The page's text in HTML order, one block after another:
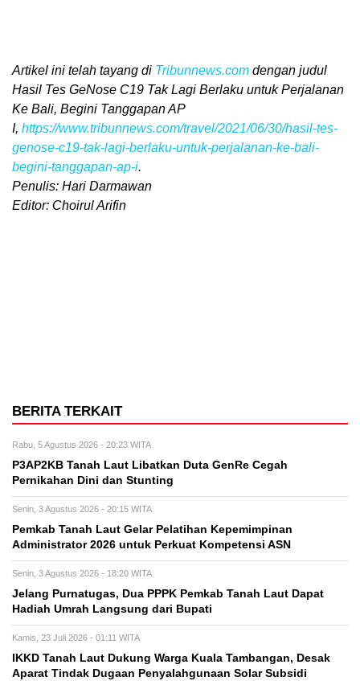
Artikel ini telah tayang di Tribunnews.com dengan judul
Hasil Tes GeNose C19 Tak Lagi Berlaku untuk Perjalanan
Ke Bali, Begini Tanggapan AP
I, https://www.tribunnews.com/travel/2021/06/30/hasil-tes-
genose-c19-tak-lagi-berlaku-untuk-perjalanan-ke-bali-
begini-tanggapan-ap-i.
Penulis: Hari Darmawan
Editor: Choirul Arifin
BERITA TERKAIT
Rabu, 5 Agustus 2026 - 20:23 WITA
P3AP2KB Tanah Laut Libatkan Duta GenRe Cegah
Pernikahan Dini dan Stunting
Senin, 3 Agustus 2026 - 20:15 WITA
Pemkab Tanah Laut Gelar Pelatihan Kepemimpinan
Administrator 2026 untuk Perkuat Kompetensi ASN
Senin, 3 Agustus 2026 - 18:20 WITA
Jelang Purnatugas, Dua PPPK Pemkab Tanah Laut Dapat
Hadiah Umrah Langsung dari Bupati
Kamis, 23 Juli 2026 - 01:11 WITA
IKKD Tanah Laut Dukung Warga Kuala Tambangan, Desak
Aparat Tindak Dugaan Penyalahgunaan Solar Subsidi